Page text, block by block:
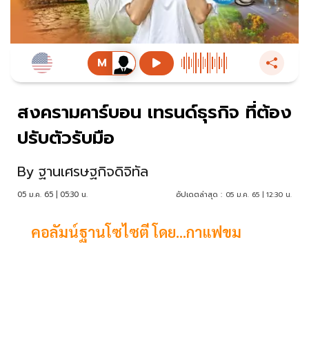
สงครามคาร์บอน เทรนด์ธุรกิจ ที่ต้อง
ปรับตัวรับมือ
By ฐานเศรษฐกิจดิจิทัล
05 ม.ค. 65 | 05:30 น. อัปเดตล่าสุด : 05 ม.ค. 65 | 12:30 น.
คอลัมน์ฐานโซไซตี โดย...กาแฟขม